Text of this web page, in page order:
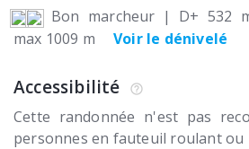
Bon marcheur | D+ 532
max 1009 m
Voir le dénivelé
Accessibilité
Cette randonnée n'est pas
personnes en fauteuil roulant ou